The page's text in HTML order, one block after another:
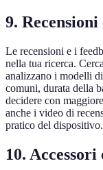
9.
Le recensioni e i
nella tua ricerca.
analizzano i modelli
comuni, durata della
decidere con
anche i video di
pratico del dispositivo.
10.